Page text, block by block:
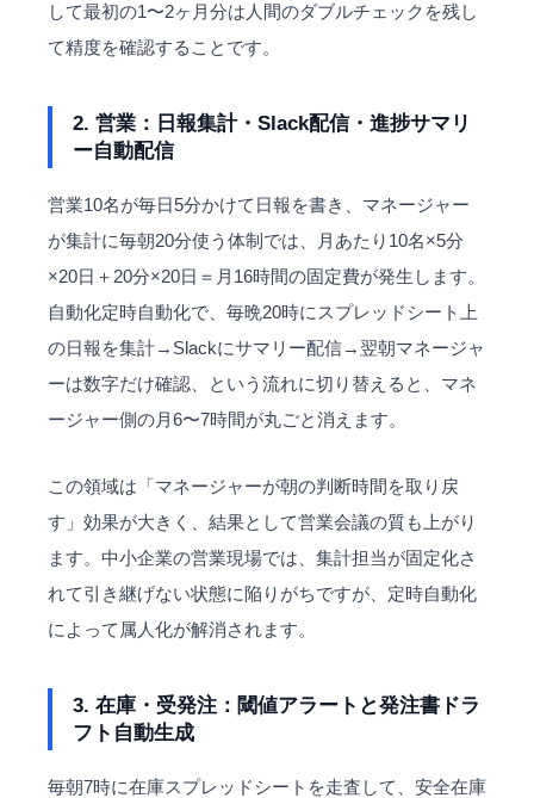
して最初の1〜2ヶ月分は人間のダブルチェックを残し
て精度を確認することです。
2. 営業：日報集計・Slack配信・進捗サマリ
ー自動配信
営業10名が毎日5分かけて日報を書き、マネージャー
が集計に毎朝20分使う体制では、月あたり10名×5分
×20日＋20分×20日＝月16時間の固定費が発生します。
自動化定時自動化で、毎晩20時にスプレッドシート上
の日報を集計→Slackにサマリー配信→翌朝マネージャ
ーは数字だけ確認、という流れに切り替えると、マネ
ージャー側の月6〜7時間が丸ごと消えます。
この領域は「マネージャーが朝の判断時間を取り戻
す」効果が大きく、結果として営業会議の質も上がり
ます。中小企業の営業現場では、集計担当が固定化さ
れて引き継げない状態に陥りがちですが、定時自動化
によって属人化が解消されます。
3. 在庫・受発注：閾値アラートと発注書ドラ
フト自動生成
毎朝7時に在庫スプレッドシートを走査して、安全在庫